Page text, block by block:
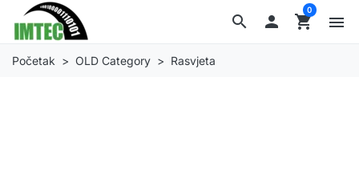
search  shopping_cart
0
menu
Početak OLD Category Rasvjeta